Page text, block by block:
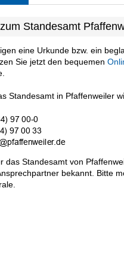
Standesamt
eine Urkunde bzw. ein
Sie jetzt den bequemen
Standesamt in Pfaffenweiler
das Standesamt von
bekannt. Bitte